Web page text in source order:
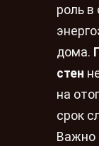
роль в
дома.
стен
на
срок
Важно